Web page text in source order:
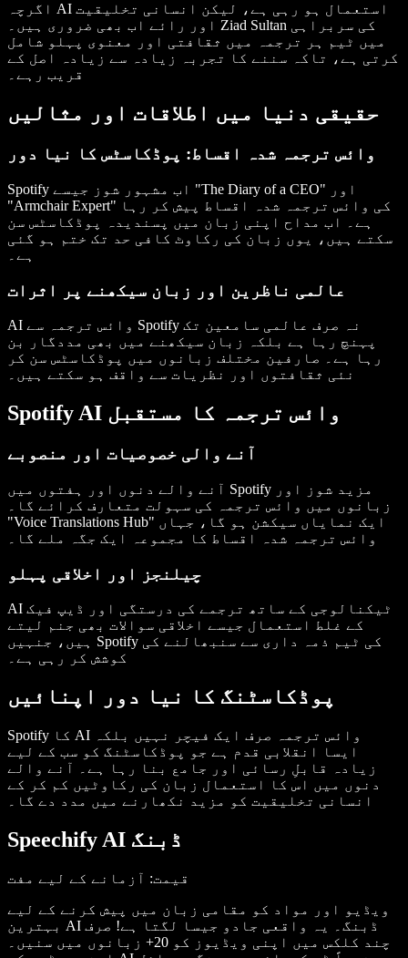
اگرچہ AI استعمال ہو رہی ہے، لیکن انسانی تخلیقیت
اور رائے اب بھی ضروری ہیں۔ Ziad Sultan کی سربراہی
میں ٹیم ہر ترجمہ میں ثقافتی اور معنوی پہلو شامل
کرتی ہے، تاکہ سننے کا تجربہ زیادہ سے زیادہ اصل کے
قریب رہے۔
حقیقی دنیا میں اطلاقات اور مثالیں
وائس ترجمہ شدہ اقساط: پوڈکاسٹس کا نیا دور
Spotify اب مشہور شوز جیسے "The Diary of a CEO" اور
"Armchair Expert" کی وائس ترجمہ شدہ اقساط پیش کر رہا
ہے۔ اب مداح اپنی زبان میں پسندیدہ پوڈکاسٹس سن
سکتے ہیں، یوں زبان کی رکاوٹ کافی حد تک ختم ہو گئی
ہے۔
عالمی ناظرین اور زبان سیکھنے پر اثرات
AI وائس ترجمہ سے Spotify نہ صرف عالمی سامعین تک
پہنچ رہا ہے بلکہ زبان سیکھنے میں بھی مددگار بن
رہا ہے۔ صارفین مختلف زبانوں میں پوڈکاسٹس سن کر
نئی ثقافتوں اور نظریات سے واقف ہو سکتے ہیں۔
Spotify AI وائس ترجمہ کا مستقبل
آنے والی خصوصیات اور منصوبے
آنے والے دنوں اور ہفتوں میں Spotify مزید شوز اور
زبانوں میں وائس ترجمہ کی سہولت متعارف کرائے گا۔
"Voice Translations Hub" ایک نمایاں سیکشن ہو گا، جہاں
وائس ترجمہ شدہ اقساط کا مجموعہ ایک جگہ ملے گا۔
چیلنجز اور اخلاقی پہلو
AI ٹیکنالوجی کے ساتھ ترجمے کی درستگی اور ڈیپ فیک
کے غلط استعمال جیسے اخلاقی سوالات بھی جنم لیتے
ہیں، جنہیں Spotify کی ٹیم ذمہ داری سے سنبھالنے کی
کوشش کر رہی ہے۔
پوڈکاسٹنگ کا نیا دور اپنائیں
Spotify کا AI وائس ترجمہ صرف ایک فیچر نہیں بلکہ
ایسا انقلابی قدم ہے جو پوڈکاسٹنگ کو سب کے لیے
زیادہ قابلِ رسائی اور جامع بنا رہا ہے۔ آنے والے
دنوں میں اس کا استعمال زبان کی رکاوٹیں کم کر کے
انسانی تخلیقیت کو مزید نکھارنے میں مدد دے گا۔
Speechify AI ڈبنگ
قیمت: آزمانے کے لیے مفت
ویڈیو اور مواد کو مقامی زبان میں پیش کرنے کے لیے
بہترین AI ڈبنگ۔ یہ واقعی جادو جیسا لگتا ہے! صرف
چند کلکس میں اپنی ویڈیوز کو 20+ زبانوں میں سنیں۔